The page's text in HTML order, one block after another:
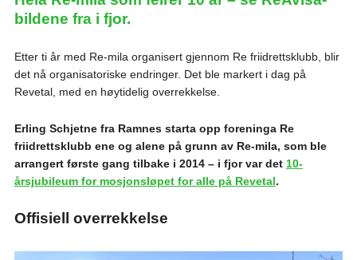
bildene fra i fjor.
Etter ti år med Re-mila organisert gjennom Re friidrettsklubb, blir
det nå organisatoriske endringer. Det ble markert i dag på
Revetal, med en høytidelig overrekkelse.
Erling Schjetne fra Ramnes starta opp foreninga Re
friidrettsklubb ene og alene på grunn av Re-mila, som ble
arrangert første gang tilbake i 2014 – i fjor var det 10-
årsjubileum for mosjonsløpet for alle på Revetal.
Offisiell overrekkelse